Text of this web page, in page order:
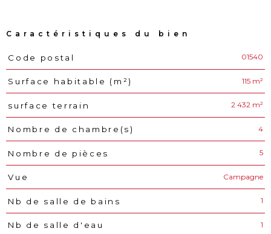
Caractéristiques du bien
Caractéristiques Valeurs
Code postal 01540
Surface habitable (m²) 115 m²
surface terrain 2 432 m²
Nombre de chambre(s) 4
Nombre de pièces 5
Vue Campagne
Nb de salle de bains 1
Nb de salle d'eau 1